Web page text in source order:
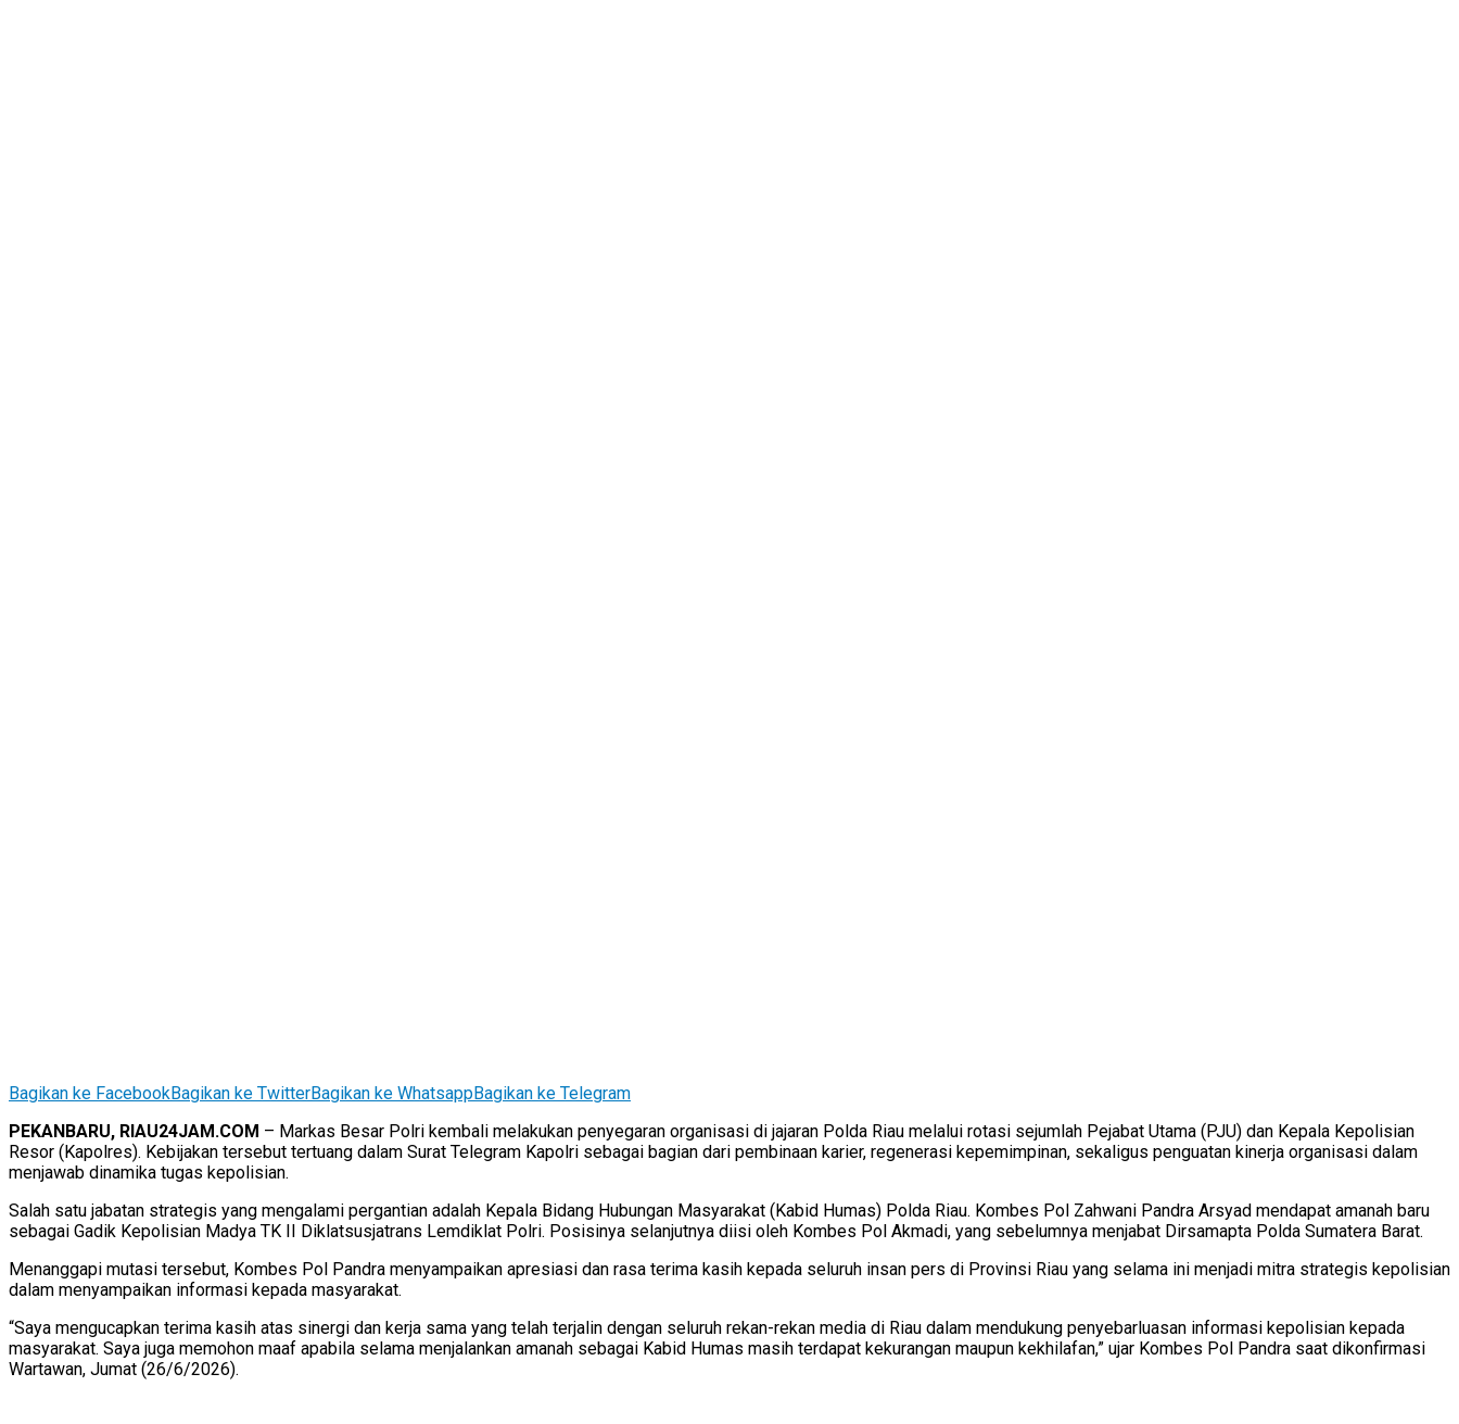
Bagikan ke FacebookBagikan ke TwitterBagikan ke WhatsappBagikan ke Telegram
PEKANBARU, RIAU24JAM.COM – Markas Besar Polri kembali melakukan penyegaran organisasi di jajaran Polda Riau melalui rotasi sejumlah Pejabat Utama (PJU) dan Kepala Kepolisian
Resor (Kapolres). Kebijakan tersebut tertuang dalam Surat Telegram Kapolri sebagai bagian dari pembinaan karier, regenerasi kepemimpinan, sekaligus penguatan kinerja organisasi dalam
menjawab dinamika tugas kepolisian.
Salah satu jabatan strategis yang mengalami pergantian adalah Kepala Bidang Hubungan Masyarakat (Kabid Humas) Polda Riau. Kombes Pol Zahwani Pandra Arsyad mendapat amanah baru
sebagai Gadik Kepolisian Madya TK II Diklatsusjatrans Lemdiklat Polri. Posisinya selanjutnya diisi oleh Kombes Pol Akmadi, yang sebelumnya menjabat Dirsamapta Polda Sumatera Barat.
Menanggapi mutasi tersebut, Kombes Pol Pandra menyampaikan apresiasi dan rasa terima kasih kepada seluruh insan pers di Provinsi Riau yang selama ini menjadi mitra strategis kepolisian
dalam menyampaikan informasi kepada masyarakat.
“Saya mengucapkan terima kasih atas sinergi dan kerja sama yang telah terjalin dengan seluruh rekan-rekan media di Riau dalam mendukung penyebarluasan informasi kepolisian kepada
masyarakat. Saya juga memohon maaf apabila selama menjalankan amanah sebagai Kabid Humas masih terdapat kekurangan maupun kekhilafan,” ujar Kombes Pol Pandra saat dikonfirmasi
Wartawan, Jumat (26/6/2026).